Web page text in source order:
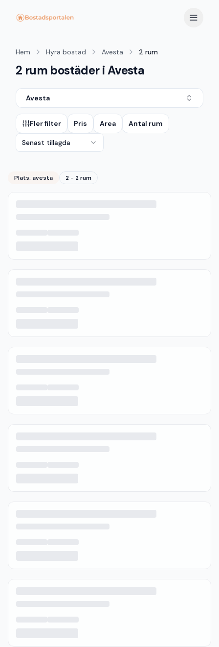
Hem Hyra bostad Avesta 2 rum
2 rum bostäder i Avesta
Avesta
Fler filter Pris Area Antal rum
Senast tillagda
Plats: avesta 2 - 2 rum